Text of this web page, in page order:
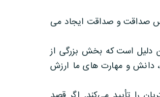
صداقت و صداقت ایجاد می
دلیل است که بخش بزرگی از
دانش و مهارت های ما ارزش